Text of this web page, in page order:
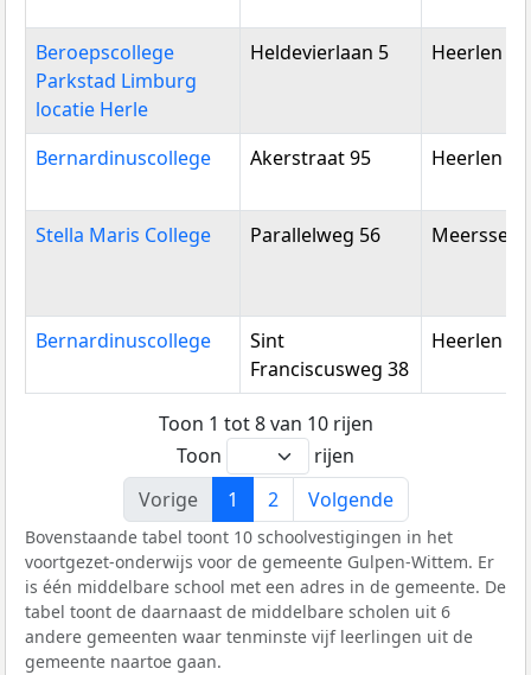
Beroepscollege
Parkstad Limburg
locatie Herle
Heldevierlaan 5 Heerlen
Bernardinuscollege Akerstraat 95 Heerlen
Stella Maris College Parallelweg 56 Meerssen
Bernardinuscollege
Sint
Franciscusweg 38
Heerlen
Toon 1 tot 8 van 10 rijen
Toon
rijen
Vorige
1 2 Volgende
Bovenstaande tabel toont 10 schoolvestigingen in het
voortgezet-onderwijs voor de gemeente Gulpen-Wittem. Er
is één middelbare school met een adres in de gemeente. De
tabel toont de daarnaast de middelbare scholen uit 6
andere gemeenten waar tenminste vijf leerlingen uit de
gemeente naartoe gaan.